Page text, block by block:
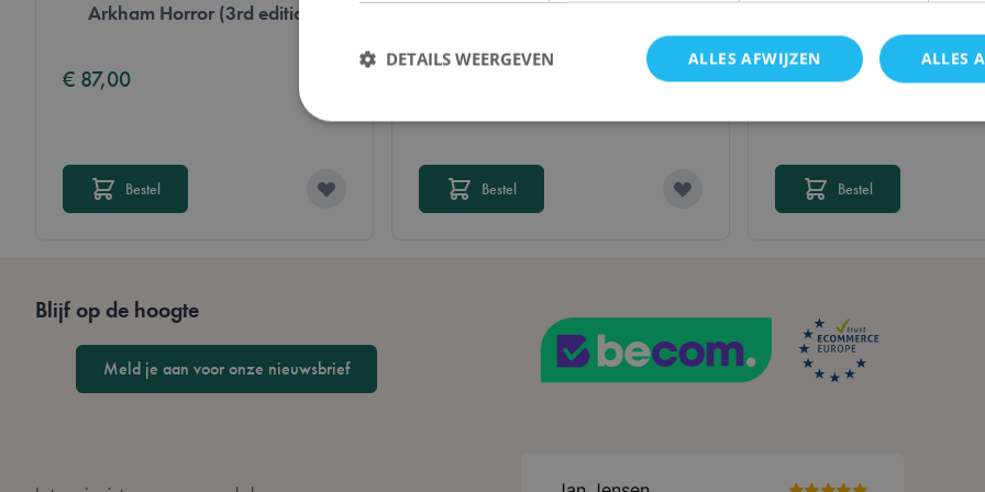
Arkham Horror (3rd edition)
€ 87,00
Bestel
Threads of Fate (Mythos Pack)
Bestel
€ 27,30
Bestel
Blijf op de hoogte
Meld je aan voor onze nieuwsbrief
ALLES
ALLES AFWIJZEN
DETAILS WEERGEVEN
Targeting Functioneel
Strikt noodzakelijke cookies maken de kernfunctionaliteit van de website mogelijk, zoals gebruikerslogin en
.lotana.be.
De waarde van deze cookie activeert
lokale cache-opslag. Wanneer de
door de backend-applicatie, ruimt de
opslag op en stelt de cookiewaarde in
Cloudflare Inc.
29 minuten
Deze cookie wordt gebruikt om
tussen mensen en bots. Dit is gunstig
geldige rapporten te kunnen maken
de browser te vergemakkelijken, zodat
Google Privacy Policy